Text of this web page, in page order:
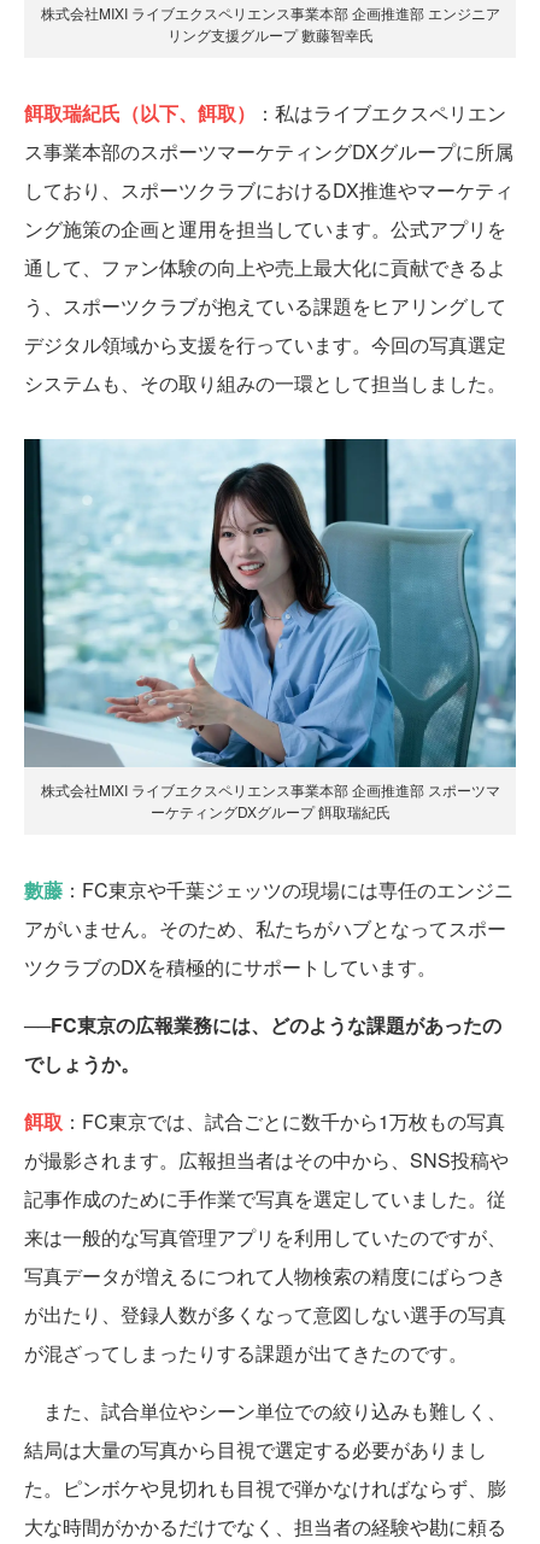
株式会社MIXI ライブエクスペリエンス事業本部 企画推進部 エンジニア
リング支援グループ 數藤智幸氏
餌取瑞紀氏（以下、餌取）
：私はライブエクスペリエン
ス事業本部のスポーツマーケティングDXグループに所属
しており、スポーツクラブにおけるDX推進やマーケティ
ング施策の企画と運用を担当しています。公式アプリを
通して、ファン体験の向上や売上最大化に貢献できるよ
う、スポーツクラブが抱えている課題をヒアリングして
デジタル領域から支援を行っています。今回の写真選定
システムも、その取り組みの一環として担当しました。
株式会社MIXI ライブエクスペリエンス事業本部 企画推進部 スポーツマ
ーケティングDXグループ 餌取瑞紀氏
數藤 ：FC東京や千葉ジェッツの現場には専任のエンジニ
アがいません。そのため、私たちがハブとなってスポー
ツクラブのDXを積極的にサポートしています。
──FC東京の広報業務には、どのような課題があったの
でしょうか。
餌取 ：FC東京では、試合ごとに数千から1万枚もの写真
が撮影されます。広報担当者はその中から、SNS投稿や
記事作成のために手作業で写真を選定していました。従
来は一般的な写真管理アプリを利用していたのですが、
写真データが増えるにつれて人物検索の精度にばらつき
が出たり、登録人数が多くなって意図しない選手の写真
が混ざってしまったりする課題が出てきたのです。
また、試合単位やシーン単位での絞り込みも難しく、
結局は大量の写真から目視で選定する必要がありまし
た。ピンボケや見切れも目視で弾かなければならず、膨
大な時間がかかるだけでなく、担当者の経験や勘に頼る